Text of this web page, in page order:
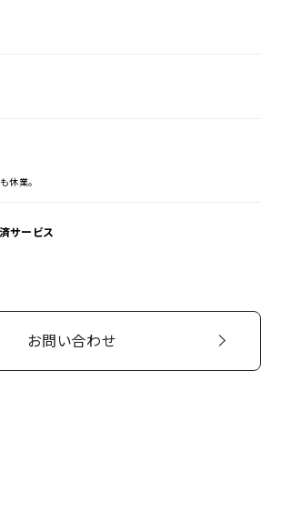
休業。
サービス
お問い合わせ